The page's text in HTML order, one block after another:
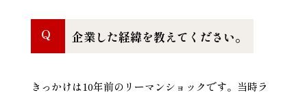
Q 企業した経緯を教えてください。
きっかけは10年前のリーマンショックです。当時ラ